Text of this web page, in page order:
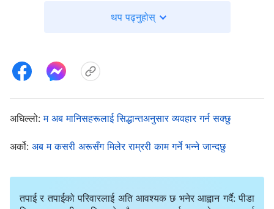
रहेछ। म एकदमै विरक्त भएँ। घर पुगेपछि, मैले श्रीमतीलाई वाङ
जिनका बारेमा केही आलोचनात्मक कुराहरू भनेँ। सुनेपछि, उनले
त्यहाँ सधैँ हामीले सिक्नुपर्ने पाठ हुन्छ। तपाईँ लगातार अरूमा मात्रै
चाहन्नथेँ, न त मैले राम्रोसँग आत्मचिन्तन नै गरेँ। म अझै पनि
अगुवाले उपयुक्त अतिथिसत्कारक परिवार फेला पार्न नसकुन्, ताकि
एक रात, ११ बजेपछि, मलाई एक्कासि ४२ डिग्री सेल्सियसको उच्च
थप पढ्नुहोस्
अघिल्लो:म अब मानिसहरूलाई सिद्धान्तअनुसार व्यवहार गर्न सक्छु
अर्को: अब म कसरी अरूसँग मिलेर राम्ररी काम गर्ने भन्ने जान्दछु
तपाई र तपाईको परिवारलाई अति आवश्यक छ भनेर आह्वान गर्दै: पीडा